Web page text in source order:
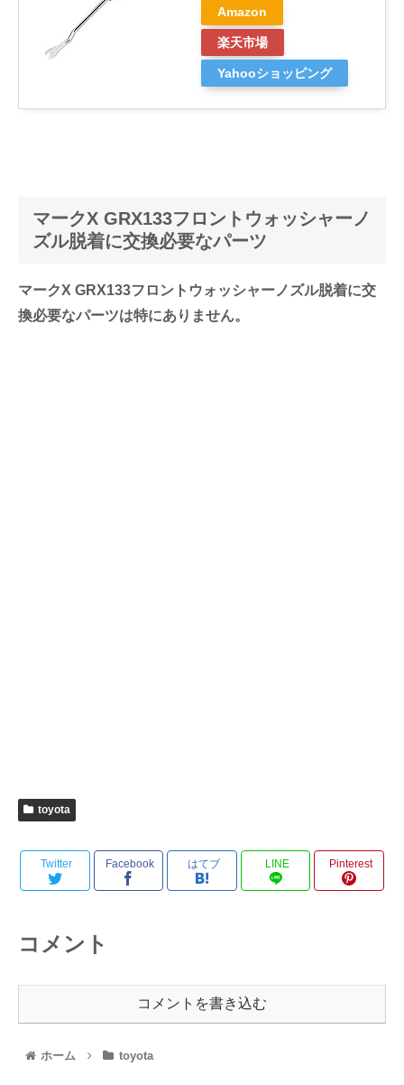
Amazon
楽天市場
Yahooショッピング
マークX GRX133フロントウォッシャーノ
ズル脱着に交換必要なパーツ
マークX GRX133フロントウォッシャーノズル脱着に交
換必要なパーツは特にありません。
toyota
Twitter Facebook はてブ LINE Pinterest
コメント
コメントを書き込む
ホーム toyota